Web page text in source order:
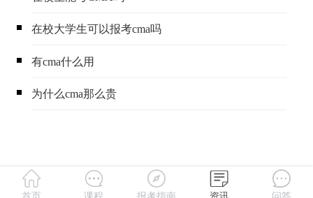
​在校大学生可以报考cma吗
​有cma什么用
​为什么cma那么贵
首页 课程 报考指南 资讯 问答